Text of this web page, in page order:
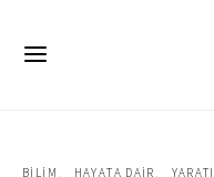
BILIM HAYATA DAIR